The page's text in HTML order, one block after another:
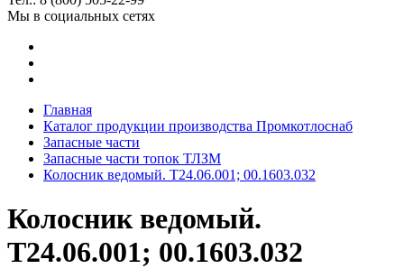
Мы в социальных сетях
Главная
Каталог продукции производства Промкотлоснаб
Запасные части
Запасные части топок ТЛЗМ
Колосник ведомый. Т24.06.001; 00.1603.032
Колосник ведомый.
Т24.06.001; 00.1603.032